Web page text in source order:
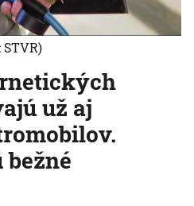
už aj
bežné
STVR)